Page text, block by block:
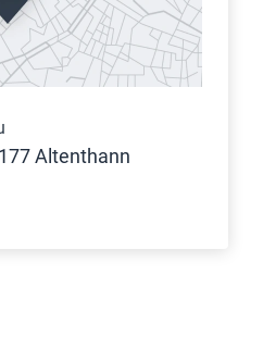
Altenthann